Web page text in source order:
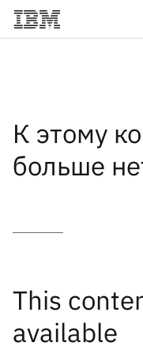
Skip to main content
К этому
больше
This
available